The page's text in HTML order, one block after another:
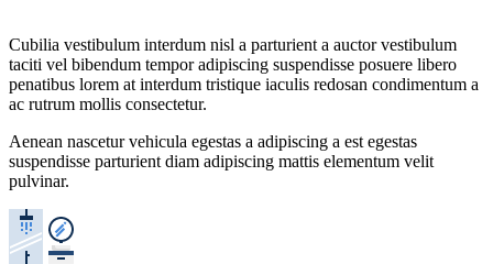
Cubilia vestibulum interdum nisl a parturient a auctor vestibulum
taciti vel bibendum tempor adipiscing suspendisse posuere libero
penatibus lorem at interdum tristique iaculis redosan condimentum a
ac rutrum mollis consectetur.
Aenean nascetur vehicula egestas a adipiscing a est egestas
suspendisse parturient diam adipiscing mattis elementum velit
pulvinar.